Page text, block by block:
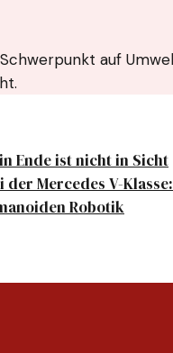
auf
Ende ist nicht in Sicht
Mercedes V-Klasse:
Robotik